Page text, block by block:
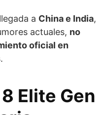
a China e India,
actuales, no
oficial en
.
Elite Gen